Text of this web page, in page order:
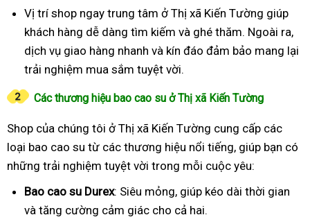
Vị trí shop ngay trung tâm ở Thị xã Kiến Tường giúp
khách hàng dễ dàng tìm kiếm và ghé thăm. Ngoài ra,
dịch vụ giao hàng nhanh và kín đáo đảm bảo mang lại
trải nghiệm mua sắm tuyệt vời.
Các thương hiệu bao cao su ở Thị xã Kiến Tường
Shop của chúng tôi ở Thị xã Kiến Tường cung cấp các
loại bao cao su từ các thương hiệu nổi tiếng, giúp bạn có
những trải nghiệm tuyệt vời trong mỗi cuộc yêu:
Bao cao su Durex: Siêu mỏng, giúp kéo dài thời gian
và tăng cường cảm giác cho cả hai.